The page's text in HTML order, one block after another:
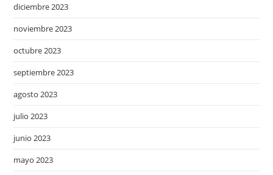
diciembre 2023
noviembre 2023
octubre 2023
septiembre 2023
agosto 2023
julio 2023
junio 2023
mayo 2023